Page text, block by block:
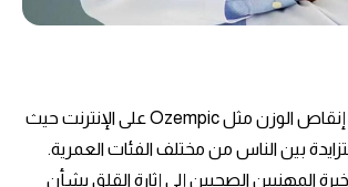
استحوذت عقاقير إنقاص الوزن مثل Ozempic على الإنترنت حيث
بين الناس من مختلف الفئات العمرية.
المهنيين الصحيين إلى إثارة القلق بشأن